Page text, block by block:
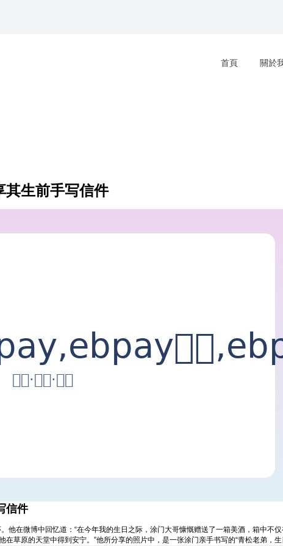
首頁 關於
其生前手写信件
信件
他在微博中回忆道：“在今年我的生日之际，涂门大哥慷慨赠送了一箱美酒，箱中不
草原的天堂中得到安宁。”他所分享的照片中，是一张涂门亲手书写的“青松老弟，